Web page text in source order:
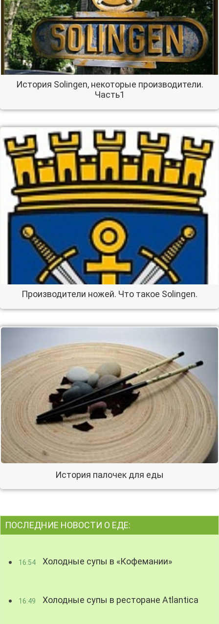
История Solingen, некоторые производители.
Часть1
Производители ножей. Что такое Solingen.
История палочек для еды
ПОСЛЕДНИЕ НОВОСТИ О ЕДЕ:
16:54 Холодные супы в «Кофемании»
16:49 Холодные супы в ресторане Atlantica